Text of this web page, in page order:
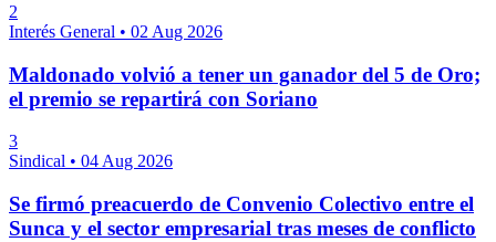
2
Interés General • 02 Aug 2026
Maldonado volvió a tener un ganador del 5 de Oro;
el premio se repartirá con Soriano
3
Sindical • 04 Aug 2026
Se firmó preacuerdo de Convenio Colectivo entre el
Sunca y el sector empresarial tras meses de conflicto